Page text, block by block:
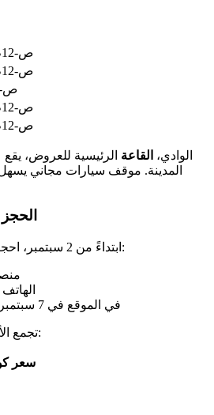
9ص-12م / 1:30م-5:30م
9ص-12م / 3:30م-5:30م
9ص-12م /
9ص-12م / 1:30م-5:30م
9ص-12م / 1:30م-5:30م
الوادي، القاعة الرئيسية للعروض،
المدينة. موقف سيارات مجاني
ابتداءً من 2 سبتمبر، احجز عبر ثلاث قنوات:
الهاتف على
في الموقع في 7 سبتمبر خلال يوم الجمعيات
تجمع الأسعار بين الوصول والجودة:
سعر